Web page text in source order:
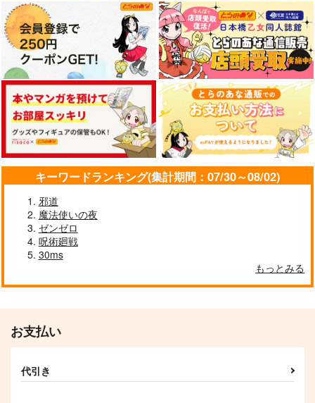
キーワードランキング(集計期間：07/30～08/02)
邪道
魔法使いの夜
ゼンゼロ
呪術廻戦
30ms
もっとみる
お支払い
代引き